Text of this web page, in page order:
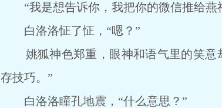
“我是想告诉你，我把你的微信推给燕
白洛洛怔了怔，“嗯？”
姚狐神色郑重，眼神和语气里的笑意
存技巧。”
白洛洛瞳孔地震，“什么意思？”